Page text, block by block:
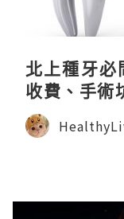
北上種牙必
收費、手術